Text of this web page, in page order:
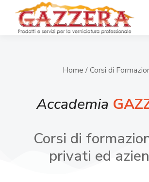
Home / Corsi di
Accademia
Corsi di
privati ed